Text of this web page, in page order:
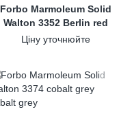
Forbo Marmoleum Solid
Walton 3352 Berlin red
Ціну уточнюйте